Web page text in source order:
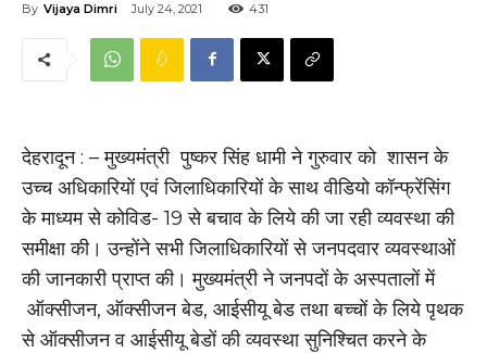
By Vijaya Dimri July 24, 2021 431
देहरादून : – मुख्यमंत्री पुष्कर सिंह धामी ने गुरुवार को शासन के
उच्च अधिकारियों एवं जिलाधिकारियों के साथ वीडियो कॉन्फ्रेंसिंग
के माध्यम से कोविड- 19 से बचाव के लिये की जा रही व्यवस्था की
समीक्षा की। उन्होंने सभी जिलाधिकारियों से जनपदवार व्यवस्थाओं
की जानकारी प्राप्त की। मुख्यमंत्री ने जनपदों के अस्पतालों में
ऑक्सीजन, ऑक्सीजन बेड, आईसीयू बेड तथा बच्चों के लिये पृथक
से ऑक्सीजन व आईसीयू बेडों की व्यवस्था सुनिश्चित करने के